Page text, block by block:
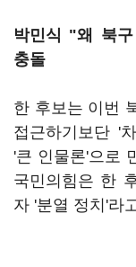
박민식 "왜 북
충돌
한 후보는 이번
접근하기보단 '
'큰 인물론'으로
국민의힘은 한
자 '분열 정치'라